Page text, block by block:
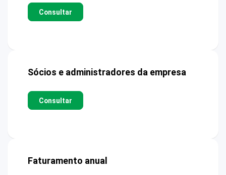
Consultar
Sócios e administradores da empresa
Consultar
Faturamento anual